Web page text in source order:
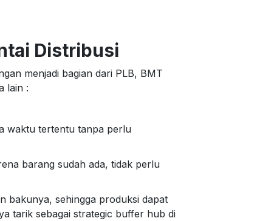
Distribusi
menjadi bagian dari PLB, BMT
lain :
waktu tertentu tanpa perlu
barang sudah ada, tidak perlu
bakunya, sehingga produksi dapat
tarik sebagai strategic buffer hub di